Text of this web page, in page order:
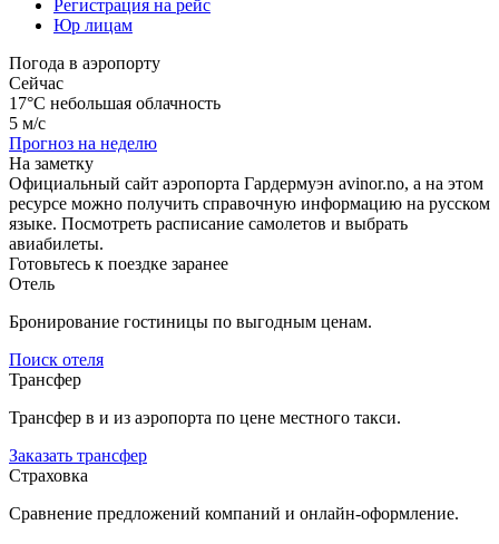
Регистрация на рейс
Юр лицам
Погода в аэропорту
Сейчас
17°C небольшая облачность
5 м/с
Прогноз на неделю
На заметку
Официальный сайт аэропорта Гардермуэн avinor.no, а на этом
ресурсе можно получить справочную информацию на русском
языке. Посмотреть расписание самолетов и выбрать
авиабилеты.
Готовьтесь к поездке заранее
Отель
Бронирование гостиницы по выгодным ценам.
Поиск отеля
Трансфер
Трансфер в и из аэропорта по цене местного такси.
Заказать трансфер
Страховка
Сравнение предложений компаний и онлайн-оформление.